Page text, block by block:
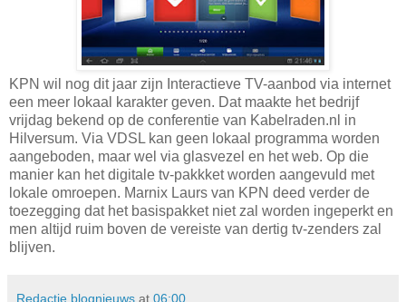
KPN wil nog dit jaar zijn Interactieve TV-aanbod via internet
een meer lokaal karakter geven. Dat maakte het bedrijf
vrijdag bekend op de conferentie van Kabelraden.nl in
Hilversum. Via VDSL kan geen lokaal programma worden
aangeboden, maar wel via glasvezel en het web. Op die
manier kan het digitale tv-pakkket worden aangevuld met
lokale omroepen. Marnix Laurs van KPN deed verder de
toezegging dat het basispakket niet zal worden ingeperkt en
men altijd ruim boven de vereiste van dertig tv-zenders zal
blijven.
Redactie blognieuws at 06:00